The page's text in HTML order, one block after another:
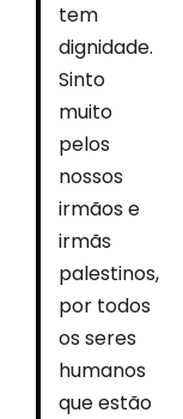
tem
dignidade.
Sinto
muito
pelos
nossos
irmãos e
irmãs
palestinos,
por todos
os seres
humanos
que estão